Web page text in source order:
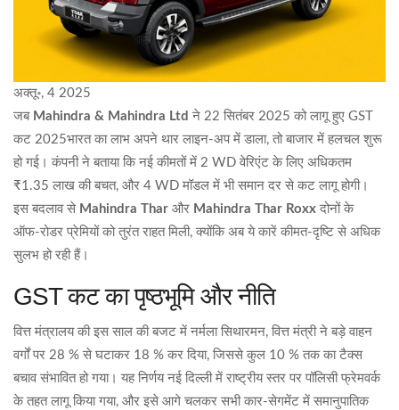
अक्तू॰, 4 2025
जब Mahindra & Mahindra Ltd ने 22 सितंबर 2025 को लागू हुए GST
कट 2025भारतका लाभ अपने थार लाइन‑अप में डाला, तो बाजार में हलचल शुरू
हो गई। कंपनी ने बताया कि नई कीमतों में 2 WD वेरिएंट के लिए अधिकतम
₹1.35 लाख की बचत, और 4 WD मॉडल में भी समान दर से कट लागू होगी।
इस बदलाव से Mahindra Thar और Mahindra Thar Roxx दोनों के
ऑफ‑रोडर प्रेमियों को तुरंत राहत मिली, क्योंकि अब ये कारें कीमत‑दृष्टि से अधिक
सुलभ हो रही हैं।
GST कट का पृष्ठभूमि और नीति
वित्त मंत्रालय की इस साल की बजट में नर्मला सिथारमन, वित्त मंत्रीने बड़े वाहन
वर्गों पर 28 % से घटाकर 18 % कर दिया, जिससे कुल 10 % तक का टैक्स
बचाव संभावित हो गया। यह निर्णय नई दिल्लीमें राष्ट्रीय स्तर पर पॉलिसी फ्रेमवर्क
के तहत लागू किया गया, और इसे आगे चलकर सभी कार‑सेगमेंट में समानुपातिक